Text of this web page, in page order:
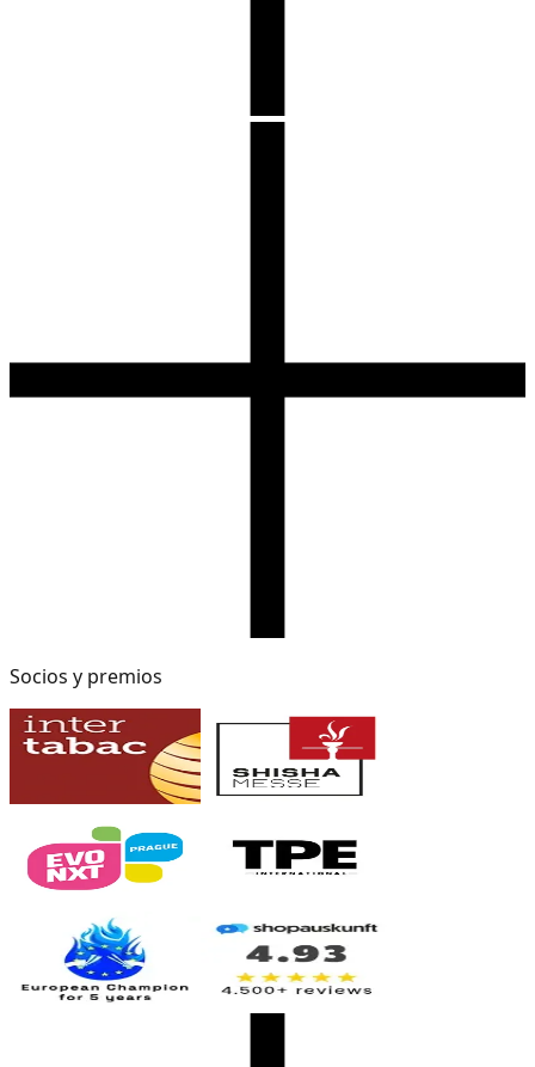
Socios y premios